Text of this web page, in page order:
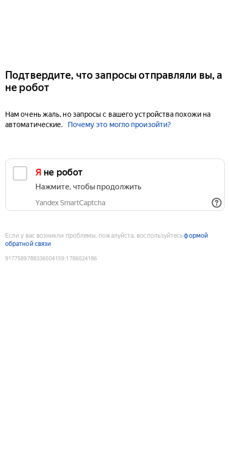
Подтвердите, что запросы отправляли вы, а
не робот
Нам очень жаль, но запросы с вашего устройства похожи на
автоматические.
Почему это могло произойти?
Я не робот
Нажмите, чтобы продолжить
Yandex SmartCaptcha
Если у вас возникли проблемы, пожалуйста, воспользуйтесьформой
обратной связи
9177589788336504159:1786024186